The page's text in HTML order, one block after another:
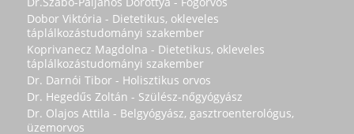
Dobor Viktória - Dietetikus, okleveles
táplálkozástudományi szakember
Koprivanecz Magdolna - Dietetikus, okleveles
táplálkozástudományi szakember
Dr. Darnói Tibor - Holisztikus orvos
Dr. Hegedűs Zoltán - Szülész-nőgyógyász
Dr. Olajos Attila - Belgyógyász, gasztroenterológus,
üzemorvos